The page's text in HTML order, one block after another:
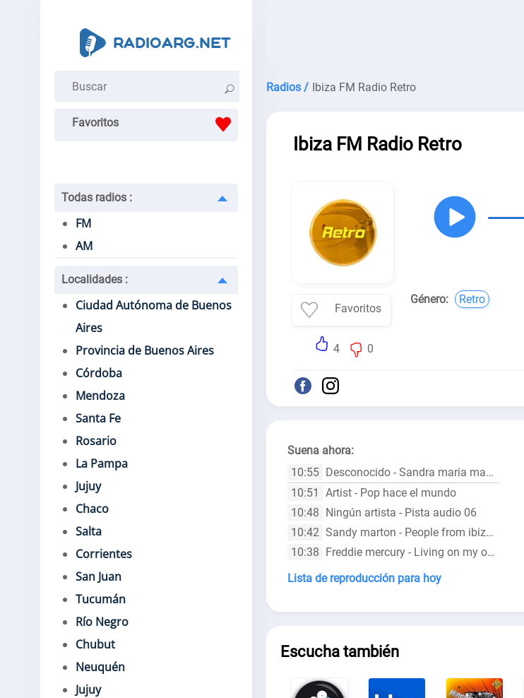
Favoritos
Todas radios :
FM
AM
Localidades :
Ciudad Autónoma de Buenos
Aires
Provincia de Buenos Aires
Córdoba
Mendoza
Santa Fe
Rosario
La Pampa
Jujuy
Chaco
Salta
Corrientes
San Juan
Tucumán
Río Negro
Chubut
Neuquén
Jujuy
Radios / Ibiza FM Radio Retro
Ibiza FM Radio Retro
Favoritos
4 0
Género: Retro
Suena ahora:
10:55 Desconocido - Sandra maria magdalena 1985 hd version
10:51
Artist - Pop hace el mundo
10:48 Ningún artista - Pista audio 06
10:42 Sandy marton - People from ibiza extended spanish vocal
10:38 Freddie mercury - Living on my own radio mix
Lista de reproducción para hoy
Escucha también